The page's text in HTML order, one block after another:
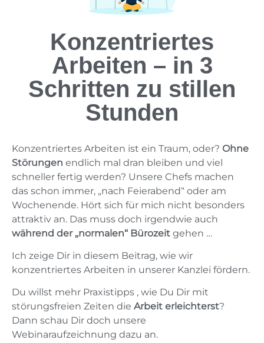
Konzentriertes
Arbeiten – in 3
Schritten zu stillen
Stunden
Konzentriertes Arbeiten ist ein Traum, oder? Ohne
Störungen endlich mal dran bleiben und viel
schneller fertig werden? Unsere Chefs machen
das schon immer, „nach Feierabend“ oder am
Wochenende. Hört sich für mich nicht besonders
attraktiv an. Das muss doch irgendwie auch
während der „normalen“ Bürozeit gehen …
Ich zeige Dir in diesem Beitrag, wie wir
konzentriertes Arbeiten in unserer Kanzlei fördern.
Du willst mehr Praxistipps , wie Du Dir mit
störungsfreien Zeiten die Arbeit erleichterst?
Dann schau Dir doch unsere
Webinaraufzeichnung dazu an.